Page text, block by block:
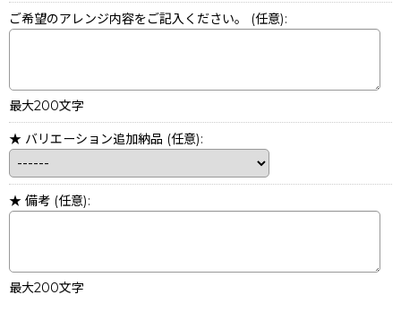
ご希望のアレンジ内容をご記入ください。 (任意):
最大200文字
★ バリエーション追加納品 (任意):
★ 備考 (任意):
最大200文字